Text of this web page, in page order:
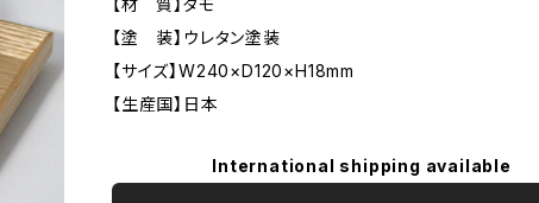
【材 質】タモ
【塗 装】ウレタン塗装
【サイズ】W240×D120×H18mm
【生産国】日本
International shipping available